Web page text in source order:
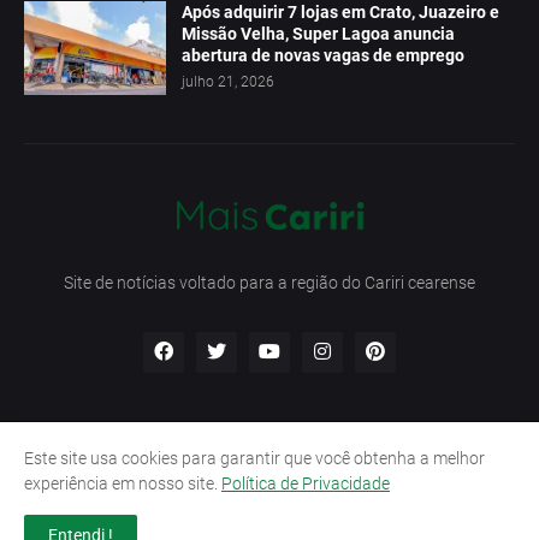
Após adquirir 7 lojas em Crato, Juazeiro e
Missão Velha, Super Lagoa anuncia
abertura de novas vagas de emprego
julho 21, 2026
Site de notícias voltado para a região do Cariri cearense
Início Contato
Política de Privacidade
Termos e Condições
Este site usa cookies para garantir que você obtenha a melhor
experiência em nosso site. Política de Privacidade
Entendi !